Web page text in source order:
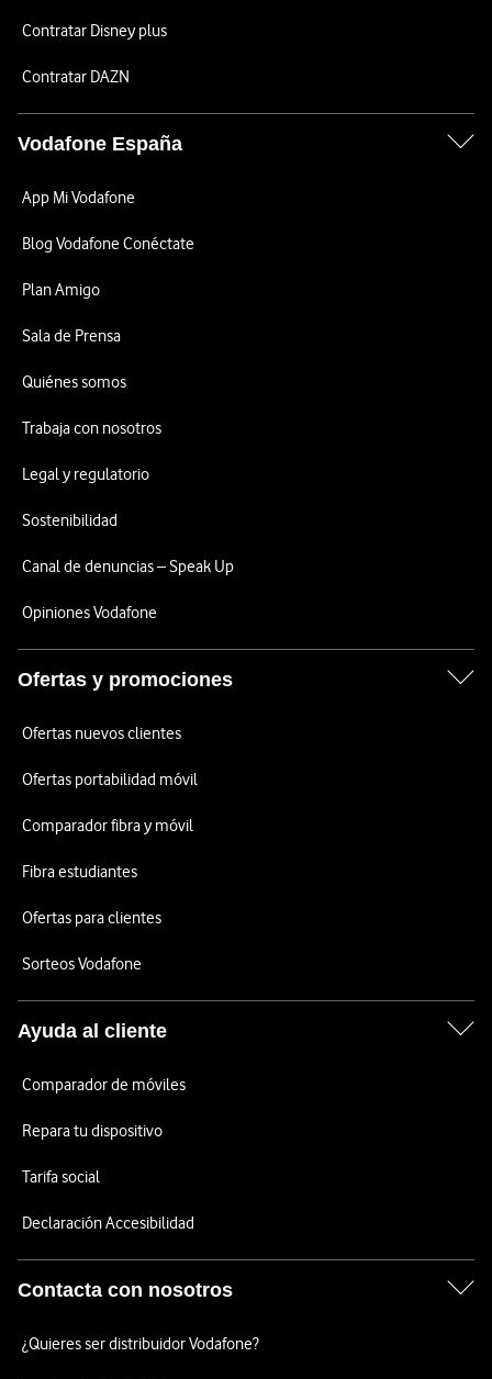
Contratar Disney plus
Contratar DAZN
Vodafone España
App Mi Vodafone
Blog Vodafone Conéctate
Plan Amigo
Sala de Prensa
Quiénes somos
Trabaja con nosotros
Legal y regulatorio
Sostenibilidad
Canal de denuncias – Speak Up
Opiniones Vodafone
Ofertas y promociones
Ofertas nuevos clientes
Ofertas portabilidad móvil
Comparador fibra y móvil
Fibra estudiantes
Ofertas para clientes
Sorteos Vodafone
Ayuda al cliente
Comparador de móviles
Repara tu dispositivo
Tarifa social
Declaración Accesibilidad
Contacta con nosotros
¿Quieres ser distribuidor Vodafone?